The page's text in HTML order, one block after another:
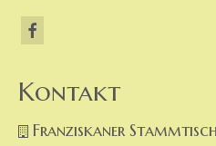
Kontakt
Franziskaner